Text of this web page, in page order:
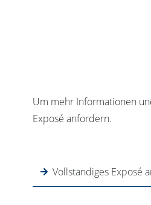
Um mehr Informationen
Exposé anfordern.
Vollständiges Exposé